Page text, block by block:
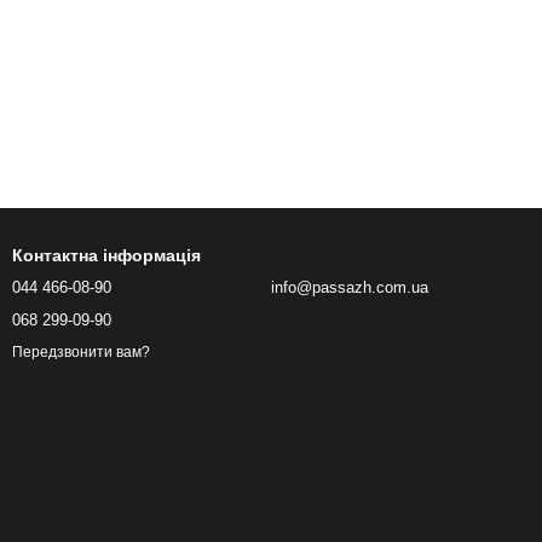
Контактна інформація
044 466-08-90
068 299-09-90
Передзвонити вам?
info@passazh.com.ua